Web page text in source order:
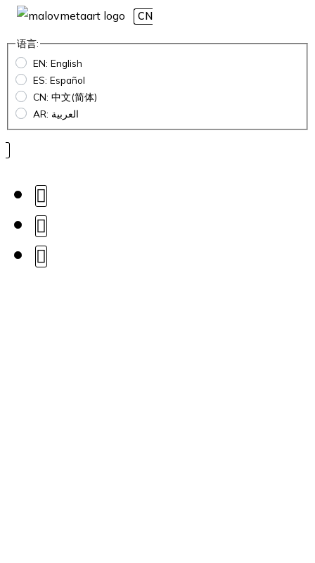
CN
语言:
EN: English
ES: Español
CN: 中文(简体)
AR: العربية